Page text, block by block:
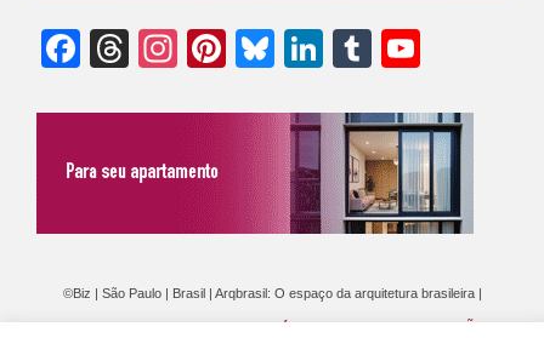
Facebook
Threads
Instagram
Pinterest
Bluesky
LinkedIn
Tumblr
©Biz | São Paulo | Brasil | Arqbrasil: O espaço da arquitetura brasileira |
Expediente|Contato|Newsletter/PolíticaDePrivacidade/CONDIÇÕES